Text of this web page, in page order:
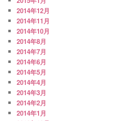
2014年12月
2014年11月
2014年10月
2014年8月
2014年7月
2014年6月
2014年5月
2014年4月
2014年3月
2014年2月
2014年1月